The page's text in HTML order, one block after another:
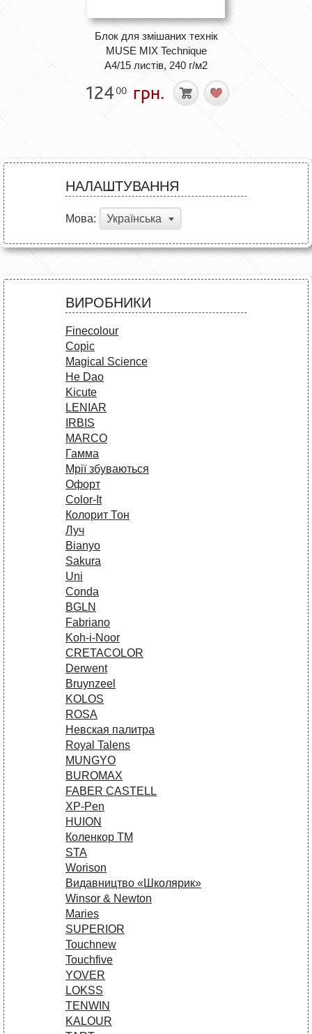
Блок для змішаних технік
MUSE MIX Technique
А4/15 листів, 240 г/м2
12400 грн.
НАЛАШТУВАННЯ
Мова: Українська
ВИРОБНИКИ
Finecolour
Copic
Magical Science
He Dao
Kicute
LENIAR
IRBIS
MARCO
Гамма
Мрії збуваються
Офорт
Сolor-It
Колорит Тон
Луч
Bianyo
Sakura
Uni
Conda
BGLN
Fabriano
Koh-i-Noor
CRETACOLOR
Derwent
Bruynzeel
KOLOS
ROSA
Невская палитра
Royal Talens
MUNGYO
BUROMAX
FABER CASTELL
XP-Pen
HUION
Коленкор ТМ
STA
Worison
Видавництво «Школярик»
Winsor & Newton
Maries
SUPERIOR
Touchnew
Touchfive
YOVER
LOKSS
TENWIN
KALOUR